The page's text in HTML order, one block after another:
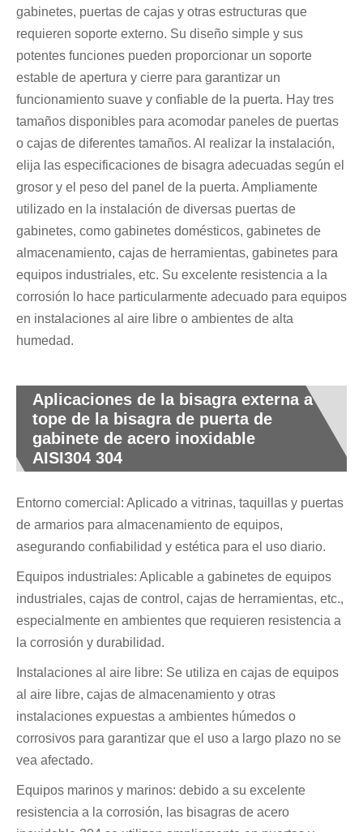
gabinetes, puertas de cajas y otras estructuras que
requieren soporte externo. Su diseño simple y sus
potentes funciones pueden proporcionar un soporte
estable de apertura y cierre para garantizar un
funcionamiento suave y confiable de la puerta. Hay tres
tamaños disponibles para acomodar paneles de puertas
o cajas de diferentes tamaños. Al realizar la instalación,
elija las especificaciones de bisagra adecuadas según el
grosor y el peso del panel de la puerta. Ampliamente
utilizado en la instalación de diversas puertas de
gabinetes, como gabinetes domésticos, gabinetes de
almacenamiento, cajas de herramientas, gabinetes para
equipos industriales, etc. Su excelente resistencia a la
corrosión lo hace particularmente adecuado para equipos
en instalaciones al aire libre o ambientes de alta
humedad.
Aplicaciones de la bisagra externa a
tope de la bisagra de puerta de
gabinete de acero inoxidable
AISI304 304
Entorno comercial: Aplicado a vitrinas, taquillas y puertas
de armarios para almacenamiento de equipos,
asegurando confiabilidad y estética para el uso diario.
Equipos industriales: Aplicable a gabinetes de equipos
industriales, cajas de control, cajas de herramientas, etc.,
especialmente en ambientes que requieren resistencia a
la corrosión y durabilidad.
Instalaciones al aire libre: Se utiliza en cajas de equipos
al aire libre, cajas de almacenamiento y otras
instalaciones expuestas a ambientes húmedos o
corrosivos para garantizar que el uso a largo plazo no se
vea afectado.
Equipos marinos y marinos: debido a su excelente
resistencia a la corrosión, las bisagras de acero